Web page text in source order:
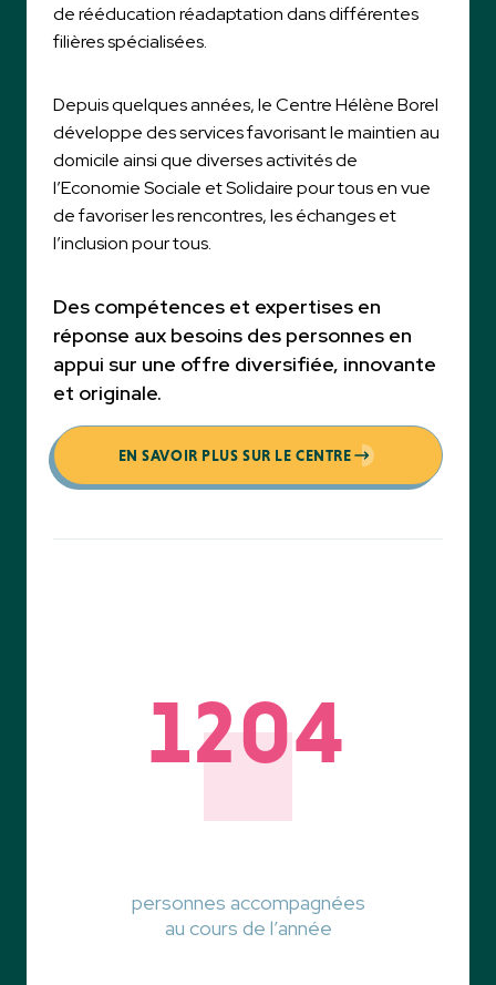
de rééducation réadaptation dans différentes
filières spécialisées.
Depuis quelques années, le Centre Hélène Borel
développe des services favorisant le maintien au
domicile ainsi que diverses activités de
l’Economie Sociale et Solidaire pour tous en vue
de favoriser les rencontres, les échanges et
l’inclusion pour tous.
Des compétences et expertises en
réponse aux besoins des personnes en
appui sur une offre diversifiée, innovante
et originale.
EN SAVOIR PLUS SUR LE CENTRE
1204
personnes accompagnées
au cours de l’année